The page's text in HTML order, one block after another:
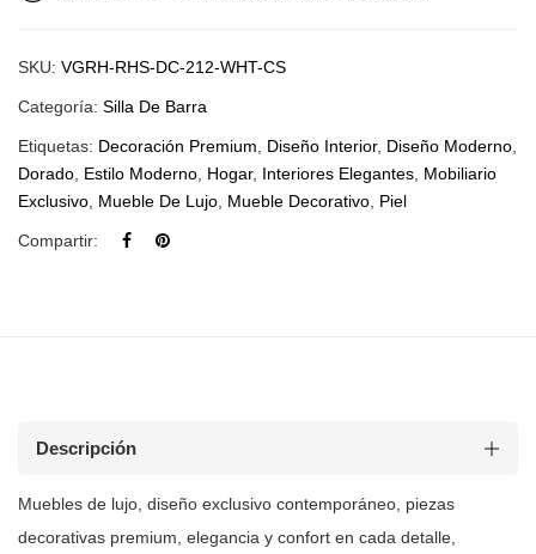
SKU: VGRH-RHS-DC-212-WHT-CS
Categoría: Silla De Barra
Etiquetas: Decoración Premium Diseño Interior, Diseño Moderno
Dorado Estilo Moderno Hogar, Interiores Elegantes Mobiliario
Exclusivo Mueble De Lujo Mueble Decorativo Piel
Compartir:
Descripción
Muebles de lujo, diseño exclusivo contemporáneo, piezas
decorativas premium, elegancia y confort en cada detalle,